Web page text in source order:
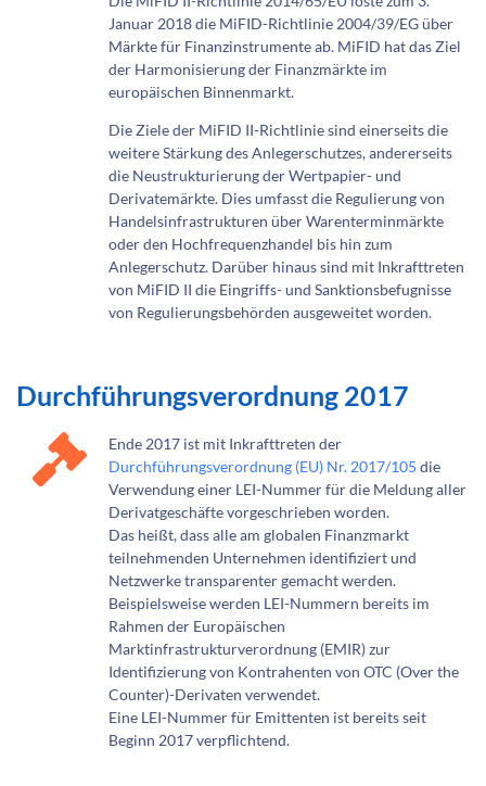
Januar 2018 die MiFID-Richtlinie 2004/39/EG über
Märkte für Finanzinstrumente ab. MiFID hat das Ziel
der Harmonisierung der Finanzmärkte im
europäischen Binnenmarkt.
Die Ziele der MiFID II-Richtlinie sind einerseits die
weitere Stärkung des Anlegerschutzes, andererseits
die Neustrukturierung der Wertpapier- und
Derivatemärkte. Dies umfasst die Regulierung von
Handelsinfrastrukturen über Warenterminmärkte
oder den Hochfrequenzhandel bis hin zum
Anlegerschutz. Darüber hinaus sind mit Inkrafttreten
von MiFID II die Eingriffs- und Sanktionsbefugnisse
von Regulierungsbehörden ausgeweitet worden.
Durchführungsverordnung 2017
Ende 2017 ist mit Inkrafttreten der
Durchführungsverordnung (EU) Nr. 2017/105 die
Verwendung einer LEI-Nummer für die Meldung aller
Derivatgeschäfte vorgeschrieben worden.
Das heißt, dass alle am globalen Finanzmarkt
teilnehmenden Unternehmen identifiziert und
Netzwerke transparenter gemacht werden.
Beispielsweise werden LEI-Nummern bereits im
Rahmen der Europäischen
Marktinfrastrukturverordnung (EMIR) zur
Identifizierung von Kontrahenten von OTC (Over the
Counter)-Derivaten verwendet.
Eine LEI-Nummer für Emittenten ist bereits seit
Beginn 2017 verpflichtend.